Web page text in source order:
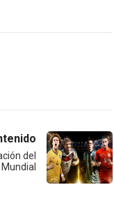
del
Mundial